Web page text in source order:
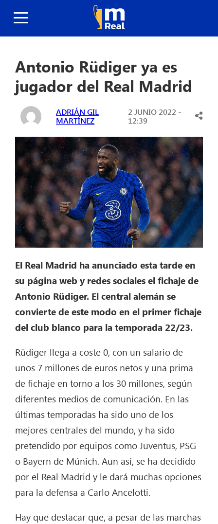
Antonio Rüdiger ya es
jugador del Real Madrid
ADRIÁN GIL
MARTÍNEZ
2 JUNIO 2022 -
12:39
El Real Madrid ha anunciado esta tarde en
su página web y redes sociales el fichaje de
Antonio Rüdiger. El central alemán se
convierte de este modo en el primer fichaje
del club blanco para la temporada 22/23.
Rüdiger llega a coste 0, con un salario de
unos 7 millones de euros netos y una prima
de fichaje en torno a los 30 millones, según
diferentes medios de comunicación. En las
últimas temporadas ha sido uno de los
mejores centrales del mundo, y ha sido
pretendido por equipos como Juventus, PSG
o Bayern de Múnich. Aun así, se ha decidido
por el Real Madrid y le dará muchas opciones
para la defensa a Carlo Ancelotti.
Hay que destacar que, a pesar de las marchas